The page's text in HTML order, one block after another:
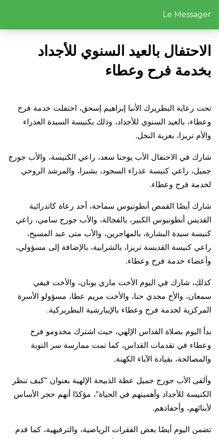
Le Messager
الاحتفال بالعيد السنوي للأجداد
بخدمة فرح وعطاء
تحت رعاية البطريرك الأنبا إبراهيم إسحق، احتفلت خدمة فرح
وعطاء، بالعيد السنوي للأجداد، وذلك بكنيسة السيدة العذراء
والأم تريزا، بعزبة النخل.
شارك في الاحتفال الأب يوحنا سعد، راعي الكنيسة، والأب جورج
جميل، راعي كنيسة عذراء السجود، بشبرا، والمرشد الروحي
لخدمة فرح وعطاء.
شارك أيضًا القمص أنطونيوس سماحة، أحد رعاة كاتدرائية
القديس أنطونيوس الكبير، بالفجالة، والأب جورج سامي، راعي
كنيسة سيدة البشارة، بالمهاجرين، والأب متى عبد المسيح،
راعي كنيسة القديسة تريزا، بالشرابية، بالإضافة إلى مسؤولي،
وأعضاء خدمة فرح وعطاء.
كذلك، شارك في اليوم الأخت ماري يونان، والأخت فيفي
سمعان، والأخ مجدي حنا، والأخت مريم عطا، مسؤولو الأسرة
المركزية لخدمة فرح وعطاء بالإيبارشية البطريركية.
بدأ اليوم بصلاة القداس الإلهي، حيث اشترك مخدومو فرح
وعطاء في تقدمات القداس، كما تمت ممارسة سر التوبة
والمصالحة، بقيادة الآباء الكهنة.
وألقى الأب جورج جميل عظة الذبيحة الإلهية بعنوان “كيف تنظر
الكنيسة للأجداد وأهميتهم في الحياة”، مؤكدًا أنهم حجر الأساس
لأبنائهم، وأحفادهم.
تضمن اليوم أيضًا بعض الفقرات الرياضية، والترفيهية، كما قدم